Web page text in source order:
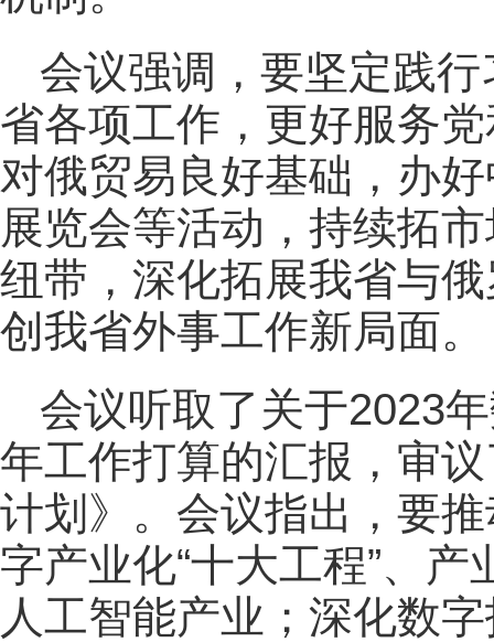
会议强调，要坚定践
省各项工作，更好服务
对俄贸易良好基础，办
展览会等活动，持续拓
纽带，深化拓展我省与
创我省外事工作新局面。
会议听取了关于2023
年工作打算的汇报，审
计划》。会议指出，要
字产业化“十大工程”、产
人工智能产业；深化数